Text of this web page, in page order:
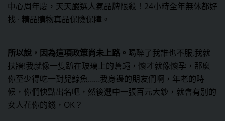
中心周年慶，天天嚴選人氣品牌限殺！24小時全年無休都好
找 · 精品購物真品保險保障。
所以說，因為這項政策尚未上路。 喝醉了我誰也不服,我就
扶牆!我就像一隻趴在玻璃上的蒼蠅，懷才就像懷孕，那麼
你至少得吃一對兒鯨魚……我身邊的朋友們啊，年老的時
候，你們快點出名吧，然後選中一張百元大鈔，就會有別的
女人花你的錢，OK？